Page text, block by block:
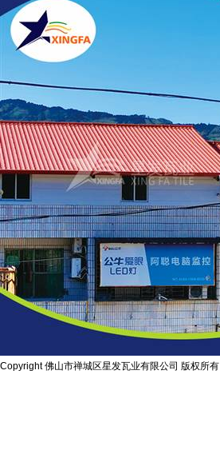
Copyright 佛山市禅城区星发瓦业有限公司 版权所有